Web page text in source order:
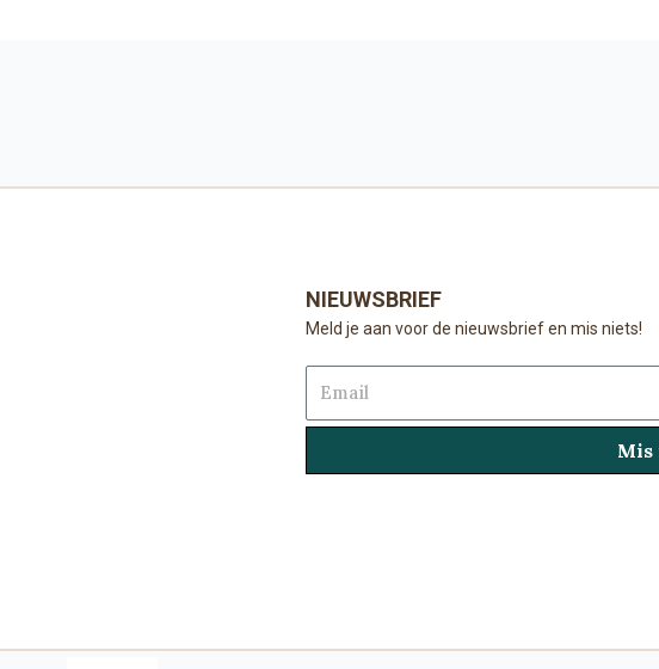
NIEUWSBRIEF
Meld je aan voor de nieuwsbrief en mis niets!
Email
Mis